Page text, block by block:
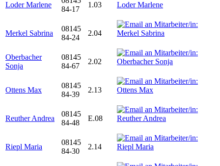
Loder Marlene
84-17
1.03
Merkel Sabrina
08145
84-24
2.04
Oberbacher
Sonja
08145
84-67
2.02
Ottens Max
08145
84-39
2.13
Reuther Andrea
08145
84-48
E.08
Riepl Maria
08145
84-30
2.14